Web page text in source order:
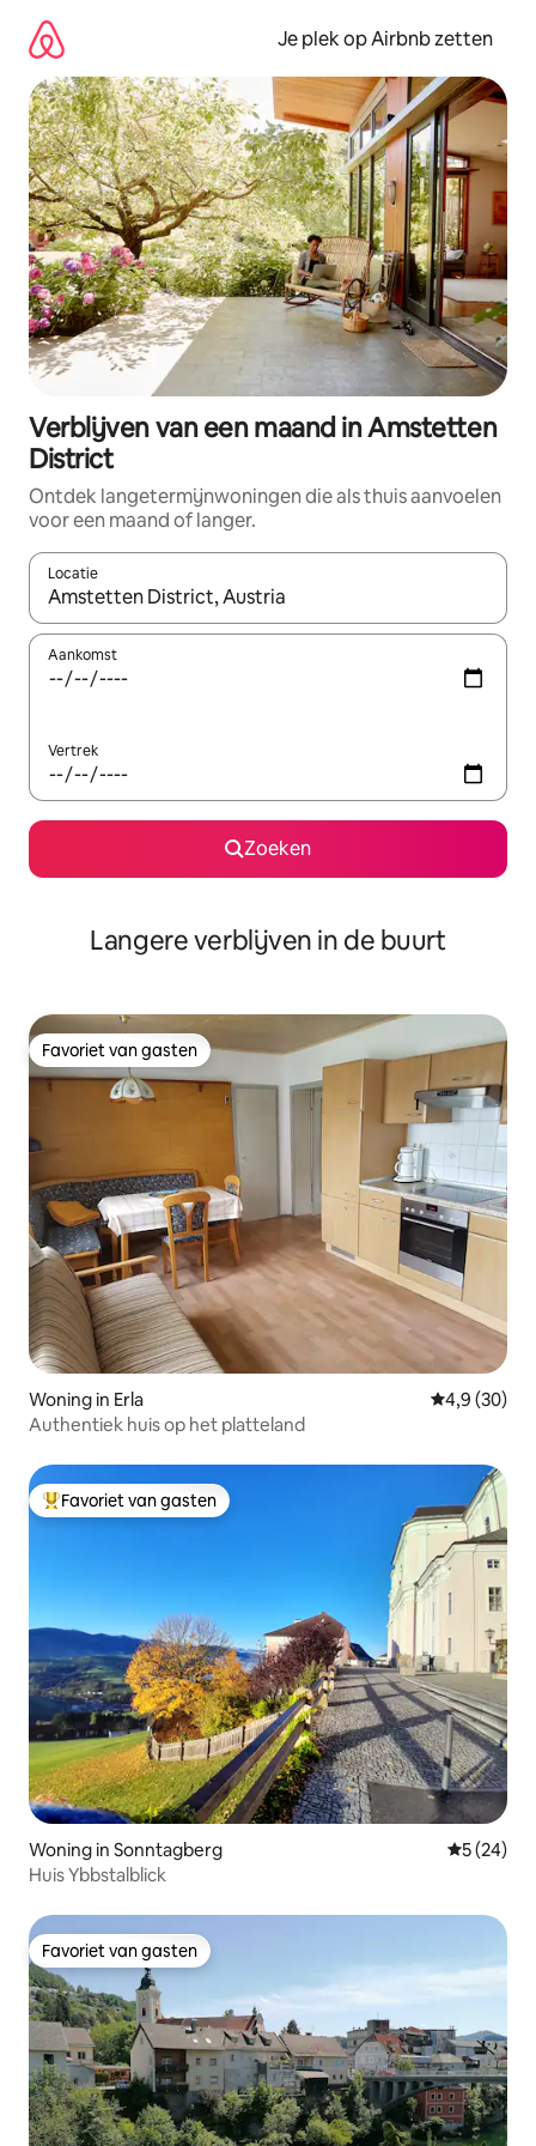
direct
naar
inhoud
Je plek op Airbnb zetten
Verblijven van een maand in Amstetten
District
Ontdek langetermijnwoningen die als thuis aanvoelen
voor een maand of langer.
Locatie
Wanneer er resultaten beschikbaar zijn, maak je een keuze
Aankomst
Vertrek
Zoeken
Langere verblijven in de buurt
Favoriet van gasten
Favoriet van gasten
Woning in Erla Gemiddelde
4,9 (30)
Authentiek huis op het platteland
Topfavoriet van gasten
Favoriet van gasten
Woning in Sonntagberg
5 (24)
Huis Ybbstalblick
Favoriet van gasten
Favoriet van gasten